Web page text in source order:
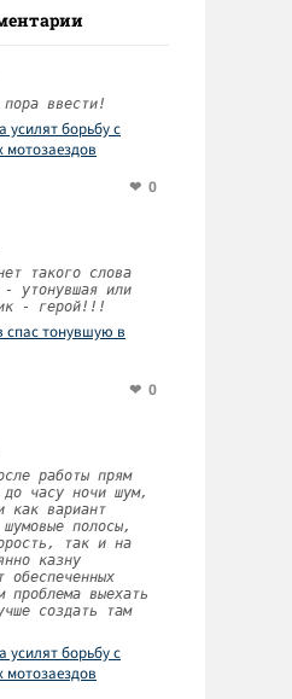
ввести!
усилят борьбу с
0
такого слова
утонувшая или
- герой!!!
спас тонувшую в
0
работы прям
часу ночи шум,
как вариант
полосы,
так и на
казну
обеспеченных
проблема выехать
создать там
усилят борьбу с